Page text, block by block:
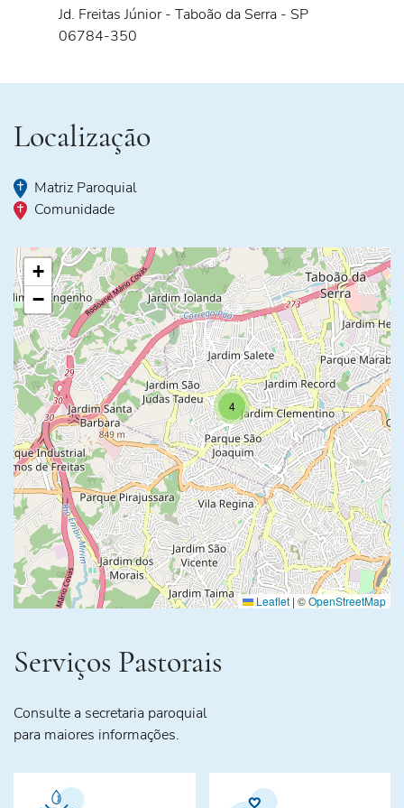
Jd. Freitas Júnior - Taboão da Serra - SP
06784-350
Localização
Matriz Paroquial
Comunidade
4
+
−
Leaflet | ©OpenStreetMap
Serviços Pastorais
Consulte a secretaria paroquial
para maiores informações.